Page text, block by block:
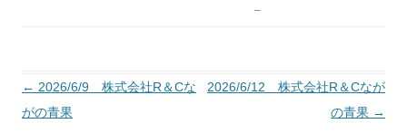
–
投
稿
← 2026/6/9 株式会社R＆Cな
がの青果
2026/6/12 株式会社R＆Cなが
の青果 →